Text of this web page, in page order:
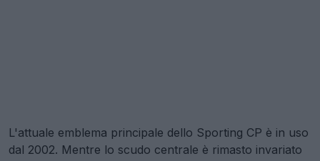
L'attuale emblema principale dello Sporting CP è in uso
dal 2002. Mentre lo scudo centrale è rimasto invariato